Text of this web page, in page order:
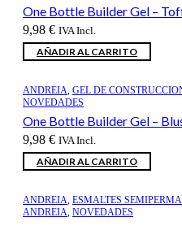
One Bottle Builder Gel –
9,98 € IVA Incl.
AÑADIR AL CARRITO
ANDREIA, GEL DE
NOVEDADES
One Bottle Builder Gel –
9,98 € IVA Incl.
AÑADIR AL CARRITO
ANDREIA, ESMALTES
ANDREIA, NOVEDADES